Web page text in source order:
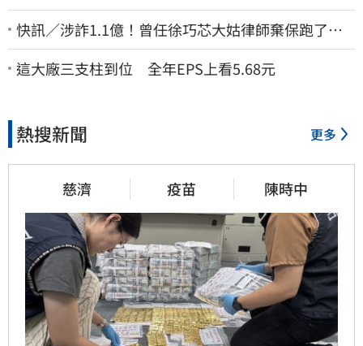
快訊／涉詐1.1億！曾任徐巧芯大姑律師棄保跑了…
媽也離境 桃檢發通緝
這大廠三支柱到位 全年EPS上看5.68元
熱搜新聞 更多
慈濟 疫苗 陳時中